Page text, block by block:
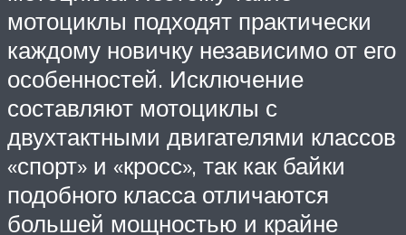
мотоциклы подходят практически
каждому новичку независимо от его
особенностей. Исключение
составляют мотоциклы с
двухтактными двигателями классов
«спорт» и «кросс», так как байки
подобного класса отличаются
большей мощностью и крайне